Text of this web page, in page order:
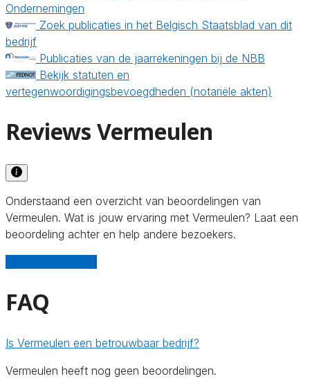
Ondernemingen
Zoek publicaties in het Belgisch Staatsblad van dit
bedrijf
Publicaties van de jaarrekeningen bij de NBB
Bekijk statuten en
vertegenwoordigingsbevoegdheden (notariële akten)
Reviews Vermeulen
Onderstaand een overzicht van beoordelingen van
Vermeulen. Wat is jouw ervaring met Vermeulen? Laat een
beoordeling achter en help andere bezoekers.
FAQ
Is Vermeulen een betrouwbaar bedrijf?
Vermeulen heeft nog geen beoordelingen.